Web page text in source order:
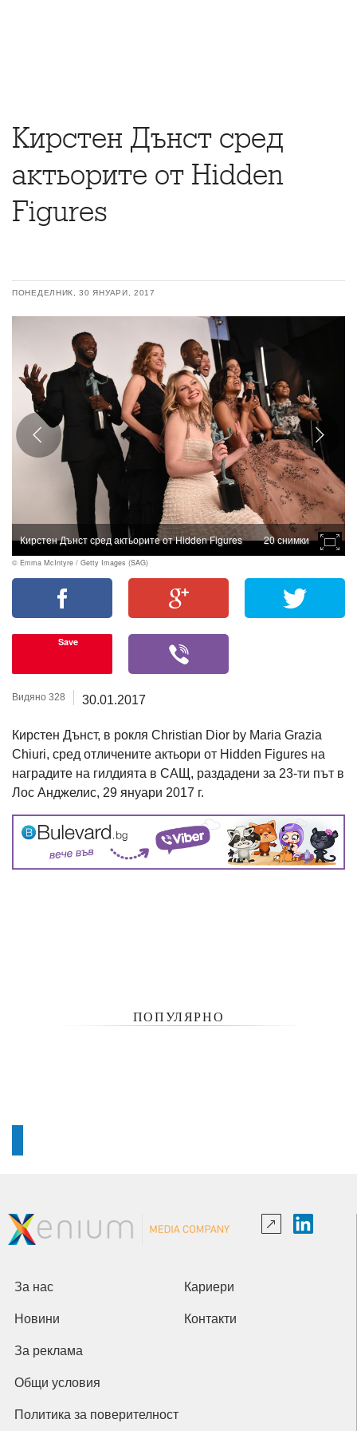
Кирстен Дънст сред
актьорите от Hidden
Figures
ПОНЕДЕЛНИК, 30 ЯНУАРИ, 2017
Кирстен Дънст сред актьорите от Hidden Figures 20 снимки
© Emma McIntyre / Getty Images (SAG)
Save
Видяно 328 30.01.2017
Кирстен Дънст, в рокля Christian Dior by Maria Grazia
Chiuri, сред отличените актьори от Hidden Figures на
наградите на гилдията в САЩ, раздадени за 23-ти път в
Лос Анджелис, 29 януари 2017 г.
ПОПУЛЯРНО
За нас Кариери
Новини Контакти
За реклама
Общи условия
Политика за поверителност